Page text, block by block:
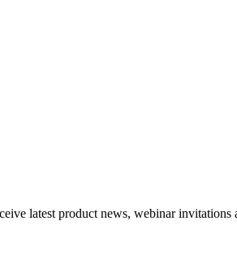
latest product news, webinar invitations